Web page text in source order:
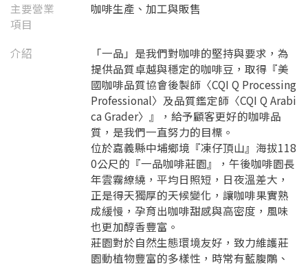
主要營業
項目
咖啡生產、加工與販售
介紹
「一品」是我們對咖啡的堅持與要求，為
提供品質卓越與穩定的咖啡豆，取得『美
國咖啡品質協會後製師〈CQI Q Processing
Professional〉及品質鑑定師〈CQI Q Arabi
ca Grader〉』，給予顧客更好的咖啡品
質，是我們一直努力的目標。
位於嘉義縣中埔鄉境『凍仔頂山』海拔118
0公尺的『一品咖啡莊園』，午後咖啡園長
年雲霧繚繞，平均日照短，日夜溫差大，
正是得天獨厚的天候變化，讓咖啡果實熟
成緩慢，孕育出咖啡甜感與高密度，風味
也更加醇香豐富。
莊園對於自然生態環境友好，致力維護莊
園動植物豐富的多樣性，時常有藍腹鷴、